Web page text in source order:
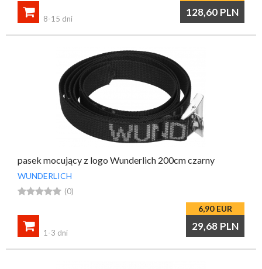
128,60 PLN

8-15 dni
pasek mocujący z logo Wunderlich 200cm czarny
WUNDERLICH
 (0)
6,90 EUR
29,68 PLN

1-3 dni